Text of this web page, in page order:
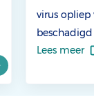
virus
een
patiënt die
Lees meer